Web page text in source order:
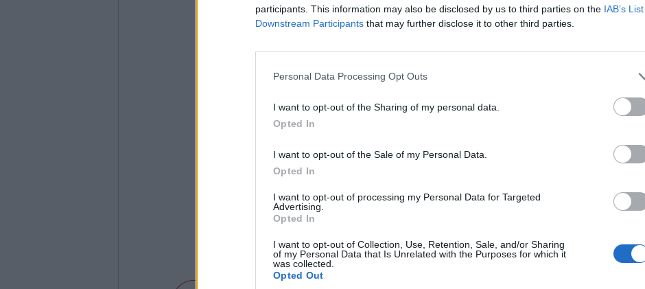
participants. This information may also be disclosed by us to third parties on the IAB’s
Downstream Participants that may further disclose it to other third parties.
Personal Data Processing Opt Outs
I want to opt-out of the Sharing of my personal data.
Opted In
I want to opt-out of the Sale of my Personal Data.
Opted In
I want to opt-out of processing my Personal Data for Targeted
Advertising.
Opted In
I want to opt-out of Collection, Use, Retention, Sale, and/or Sharing
of my Personal Data that Is Unrelated with the Purposes for which it
was collected.
Opted Out